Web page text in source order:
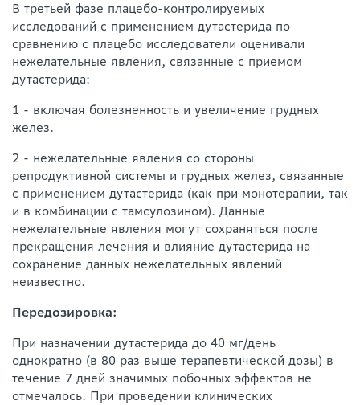
В третьей фазе плацебо-контролируемых
исследований с применением дутастерида по
сравнению с плацебо исследователи оценивали
нежелательные явления, связанные с приемом
дутастерида:
1 - включая болезненность и увеличение грудных
желез.
2 - нежелательные явления со стороны
репродуктивной системы и грудных желез, связанные
с применением дутастерида (как при монотерапии, так
и в комбинации с тамсулозином). Данные
нежелательные явления могут сохраняться после
прекращения лечения и влияние дутастерида на
сохранение данных нежелательных явлений
неизвестно.
Передозировка:
При назначении дутастерида до 40 мг/день
однократно (в 80 раз выше терапевтической дозы) в
течение 7 дней значимых побочных эффектов не
отмечалось. При проведении клинических